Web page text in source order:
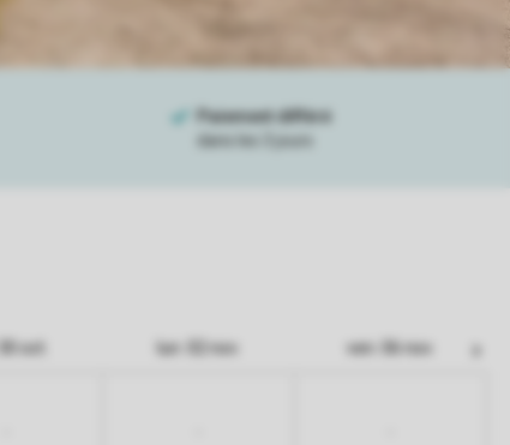
oct. lun. 02 nov. ven. 06 nov.